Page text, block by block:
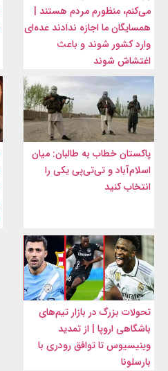
می‌کنم، منظورم مردم هستند |
همسایگان ما اجازه ندادند عده‌ای
وارد کشور شوند و باعث
اغتشاش شوند
پاکستان خطاب به طالبان: میان
اسلام‌آباد و تی‌تی‌پی یکی را
انتخاب کنید
تحولات بزرگ در بازار تیم‌های
باشگاهی اروپا | از تمدید
وینیسیوس تا توافق رودری با
بارسلونا